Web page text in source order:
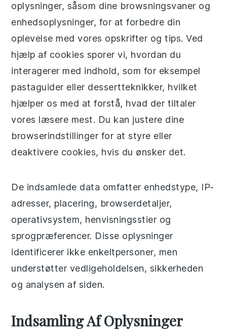
oplysninger, såsom dine browsningsvaner og
enhedsoplysninger, for at forbedre din
oplevelse med vores opskrifter og tips. Ved
hjælp af cookies sporer vi, hvordan du
interagerer med indhold, som for eksempel
pastaguider eller dessertteknikker, hvilket
hjælper os med at forstå, hvad der tiltaler
vores læsere mest. Du kan justere dine
browserindstillinger for at styre eller
deaktivere cookies, hvis du ønsker det.
De indsamlede data omfatter enhedstype, IP-
adresser, placering, browserdetaljer,
operativsystem, henvisningsstier og
sprogpræferencer. Disse oplysninger
identificerer ikke enkeltpersoner, men
understøtter vedligeholdelsen, sikkerheden
og analysen af siden.
Indsamling Af Oplysninger